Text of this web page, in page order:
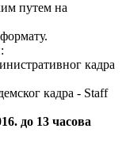
путем на
кадра
кадра - Staff
до 13 часова